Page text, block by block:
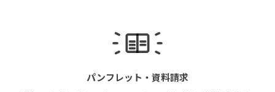
パンフレット・ 資料請求